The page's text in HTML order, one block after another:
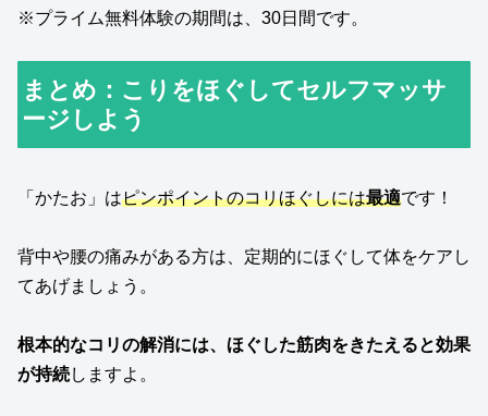
※プライム無料体験の期間は、30日間です。
まとめ：こりをほぐしてセルフマッサ
ージしよう
「かたお」はピンポイントのコリほぐしには最適です！
背中や腰の痛みがある方は、定期的にほぐして体をケアし
てあげましょう。
根本的なコリの解消には、ほぐした筋肉をきたえると効果
が持続しますよ。